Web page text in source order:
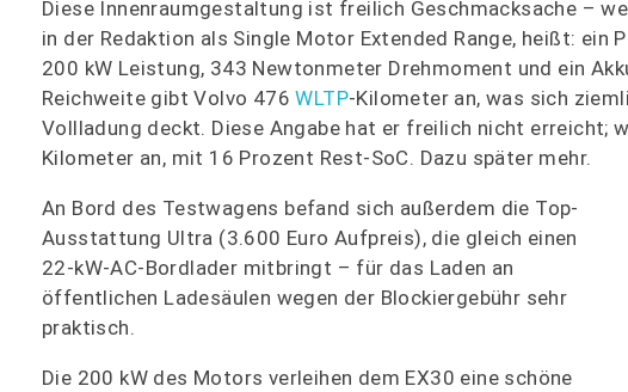
Diese Innenraumgestaltung ist freilich Geschmacksache –
in der Redaktion als Single Motor Extended Range, heißt:
200 kW Leistung, 343 Newtonmeter Drehmoment und ein
Reichweite gibt Volvo 476WLTP-Kilometer an, was sich
Vollladung deckt. Diese Angabe hat er freilich nicht erreicht;
Kilometer an, mit 16 Prozent Rest-SoC. Dazu später mehr.
An Bord des Testwagens befand sich außerdem die Top-
Ausstattung Ultra (3.600 Euro Aufpreis), die gleich einen
22-kW-AC-Bordlader mitbringt – für das Laden an
öffentlichen Ladesäulen wegen der Blockiergebühr sehr
praktisch.
Die 200 kW des Motors verleihen dem EX30 eine schöne